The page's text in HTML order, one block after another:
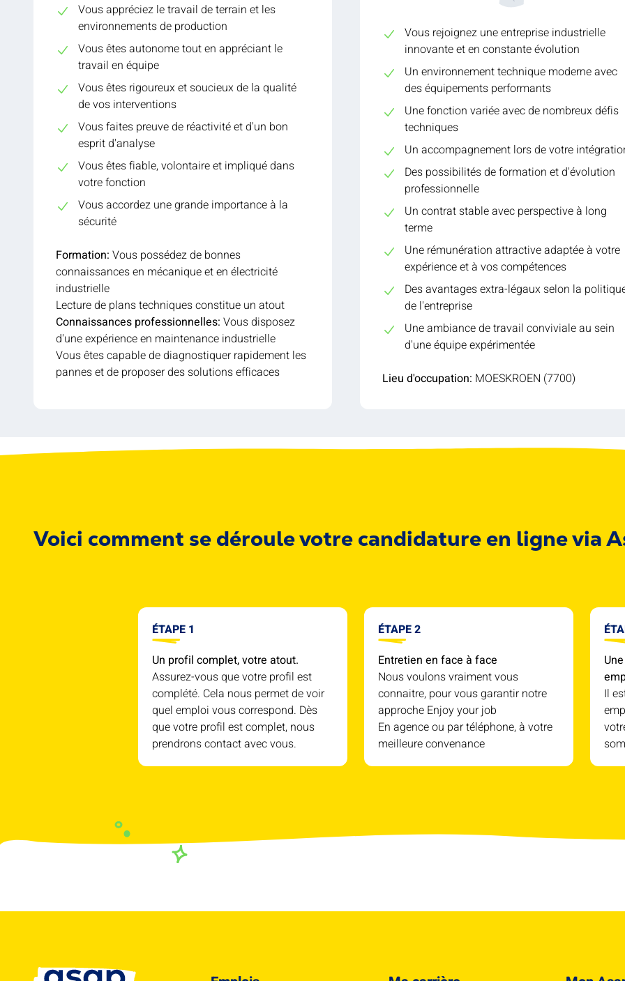
Vous appréciez le travail de terrain et les
environnements de production
Vous êtes autonome tout en appréciant le
travail en équipe
Vous êtes rigoureux et soucieux de la qualité
de vos interventions
Vous faites preuve de réactivité et d'un bon
esprit d'analyse
Vous êtes fiable, volontaire et impliqué dans
votre fonction
Vous accordez une grande importance à la
sécurité
Formation: Vous possédez de bonnes
connaissances en mécanique et en électricité
industrielle
Lecture de plans techniques constitue un atout
Connaissances professionnelles: Vous disposez
d'une expérience en maintenance industrielle
Vous êtes capable de diagnostiquer rapidement les
pannes et de proposer des solutions efficaces
Vous rejoignez une entreprise industrielle
innovante et en constante évolution
Un environnement technique moderne avec
des équipements performants
Une fonction variée avec de nombreux défis
techniques
Un accompagnement lors de votre
Des possibilités de formation et d'évolution
professionnelle
Un contrat stable avec perspective à long
terme
Une rémunération attractive adaptée à votre
expérience et à vos compétences
Des avantages extra-légaux selon la
de l'entreprise
Une ambiance de travail conviviale au sein
d'une équipe expérimentée
Lieu d'occupation: MOESKROEN (7700)
Voici comment se déroule votre candidature en ligne via
ÉTAPE 1
Un profil complet, votre atout.
Assurez-vous que votre profil est
complété. Cela nous permet de voir
quel emploi vous correspond. Dès
que votre profil est complet, nous
prendrons contact avec vous.
ÉTAPE 2
Entretien en face à face
Nous voulons vraiment vous
connaitre, pour vous garantir notre
approche Enjoy your job
En agence ou par téléphone, à votre
meilleure convenance
Il